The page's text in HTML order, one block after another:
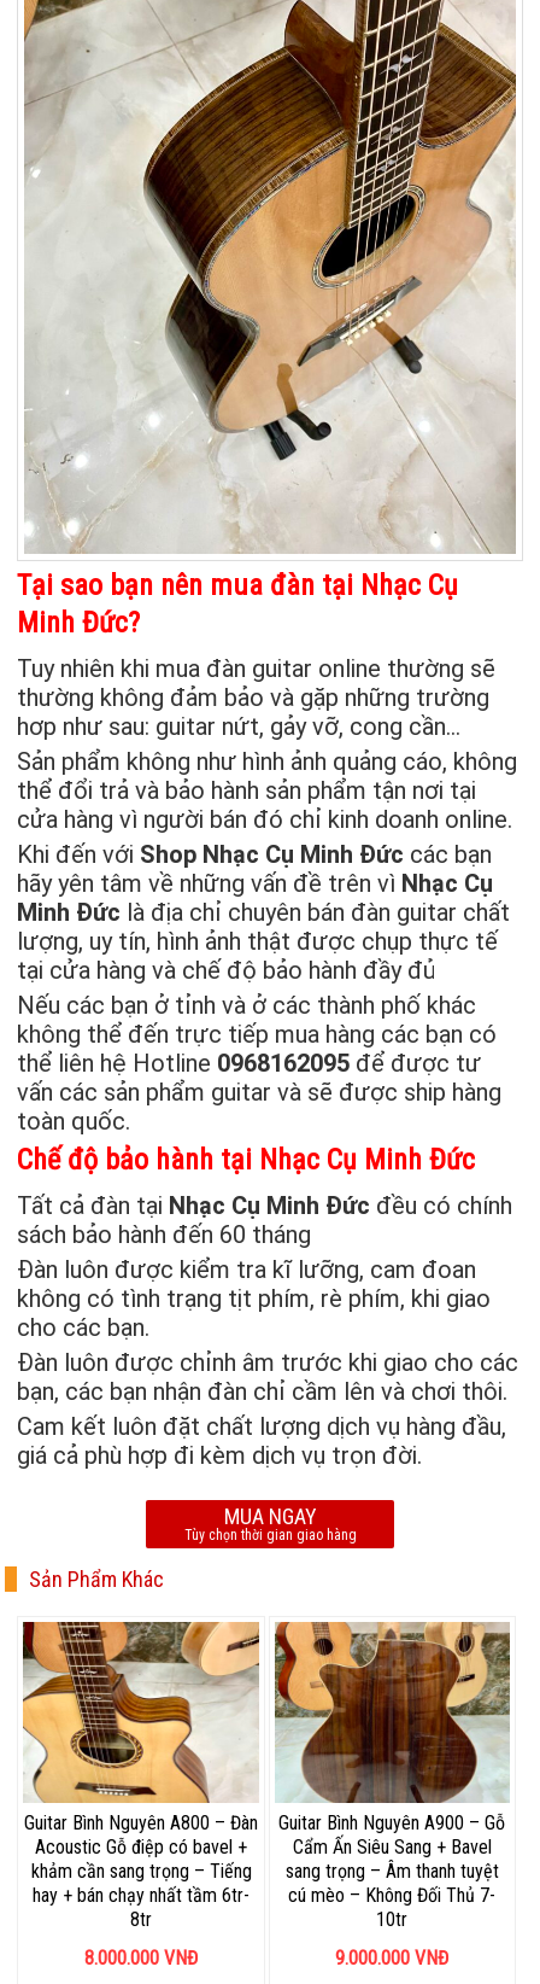
Tại sao bạn nên mua đàn tại Nhạc Cụ
Minh Đức?
Tuy nhiên khi mua đàn guitar online thường sẽ
thường không đảm bảo và gặp những trường
hơp như sau: guitar nứt, gảy vỡ, cong cần…
Sản phẩm không như hình ảnh quảng cáo, không
thể đổi trả và bảo hành sản phẩm tận nơi tại
cửa hàng vì người bán đó chỉ kinh doanh online.
Khi đến với Shop Nhạc Cụ Minh Đức các bạn
hãy yên tâm về những vấn đề trên vì Nhạc Cụ
Minh Đức là địa chỉ chuyên bán đàn guitar chất
lượng, uy tín, hình ảnh thật được chụp thực tế
tại cửa hàng và chế độ bảo hành đầy đủ
Nếu các bạn ở tỉnh và ở các thành phố khác
không thể đến trực tiếp mua hàng các bạn có
thể liên hệ Hotline 0968162095 để được tư
vấn các sản phẩm guitar và sẽ được ship hàng
toàn quốc.
Chế độ bảo hành tại Nhạc Cụ Minh Đức
Tất cả đàn tại Nhạc Cụ Minh Đức đều có chính
sách bảo hành đến 60 tháng
Đàn luôn được kiểm tra kĩ lưỡng, cam đoan
không có tình trạng tịt phím, rè phím, khi giao
cho các bạn.
Đàn luôn được chỉnh âm trước khi giao cho các
bạn, các bạn nhận đàn chỉ cầm lên và chơi thôi.
Cam kết luôn đặt chất lượng dịch vụ hàng đầu,
giá cả phù hợp đi kèm dịch vụ trọn đời.
MUA NGAY
Tùy chọn thời gian giao hàng
Sản Phẩm Khác
Guitar Bình Nguyên A800 – Đàn
Acoustic Gỗ điệp có bavel +
khảm cần sang trọng – Tiếng
hay + bán chạy nhất tầm 6tr-
8tr
8.000.000 VNĐ
Guitar Bình Nguyên A900 – Gỗ
Cẩm Ấn Siêu Sang + Bavel
sang trọng – Âm thanh tuyệt
cú mèo – Không Đối Thủ 7-
10tr
9.000.000 VNĐ